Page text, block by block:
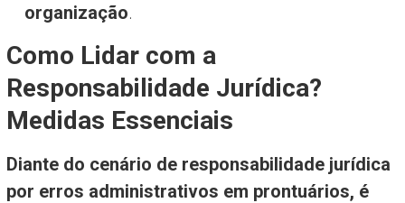
organização.
Como Lidar com a
Responsabilidade Jurídica?
Medidas Essenciais
Diante do cenário de responsabilidade jurídica
por erros administrativos em prontuários, é